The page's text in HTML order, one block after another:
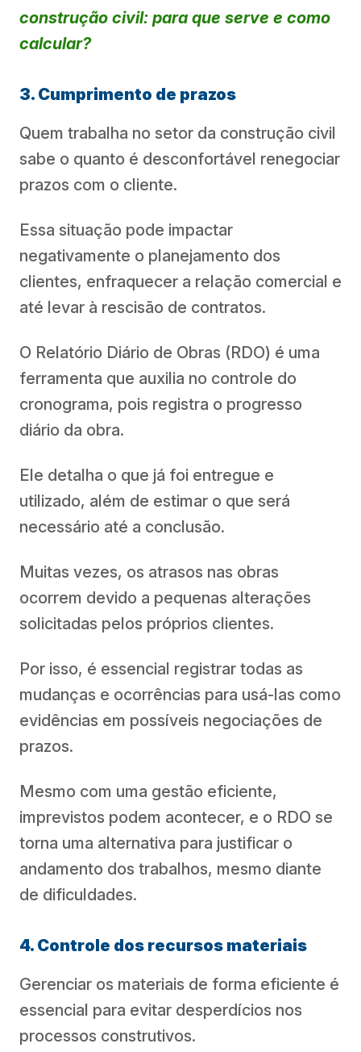
construção civil: para que serve e como
calcular?
3. Cumprimento de prazos
Quem trabalha no setor da construção civil
sabe o quanto é desconfortável renegociar
prazos com o cliente.
Essa situação pode impactar
negativamente o planejamento dos
clientes, enfraquecer a relação comercial e
até levar à rescisão de contratos.
O Relatório Diário de Obras (RDO) é uma
ferramenta que auxilia no controle do
cronograma, pois registra o progresso
diário da obra.
Ele detalha o que já foi entregue e
utilizado, além de estimar o que será
necessário até a conclusão.
Muitas vezes, os atrasos nas obras
ocorrem devido a pequenas alterações
solicitadas pelos próprios clientes.
Por isso, é essencial registrar todas as
mudanças e ocorrências para usá-las como
evidências em possíveis negociações de
prazos.
Mesmo com uma gestão eficiente,
imprevistos podem acontecer, e o RDO se
torna uma alternativa para justificar o
andamento dos trabalhos, mesmo diante
de dificuldades.
4. Controle dos recursos materiais
Gerenciar os materiais de forma eficiente é
essencial para evitar desperdícios nos
processos construtivos.